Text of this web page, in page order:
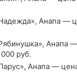
от8 500 руб.
4.0
3 отзывов
Анапа —
Анапа
руб.
Анапа —